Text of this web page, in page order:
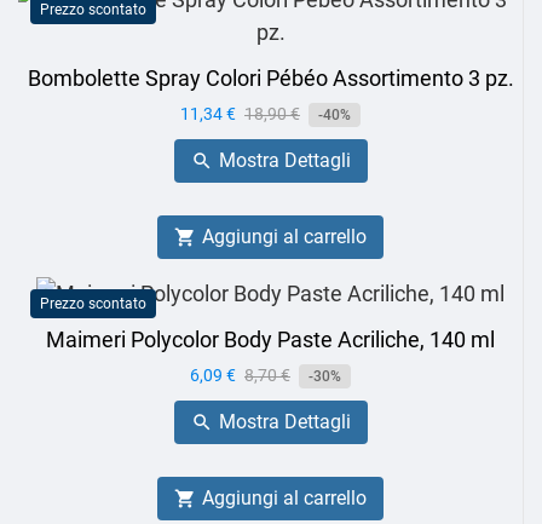
Prezzo scontato
Bombolette Spray Colori Pébéo Assortimento 3 pz.
Prezzo
11,34 € Prezzo
base
18,90 € -40%
 Mostra Dettagli
 Aggiungi al carrello
Prezzo scontato
Maimeri Polycolor Body Paste Acriliche, 140 ml
Prezzo
6,09 € Prezzo
base
8,70 € -30%
 Mostra Dettagli
 Aggiungi al carrello